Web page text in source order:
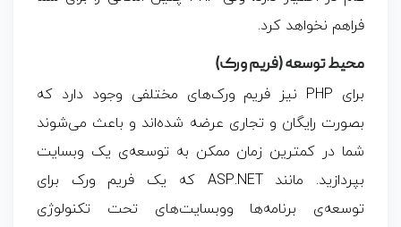
فراهم نخواهد کرد.
محیط توسعه (فریم ورک)
برای PHP نیز فریم ورک‌های مختلفی وجود دارد که
بصورت رایگان و تجاری عرضه شده‌اند و باعث می‌شوند
شما در کمترین زمان ممکن به توسعه‌ی یک وبسایت
بپردازید. مانند ASP.NET که یک فریم ورک برای
توسعه‌ی برنامه‌ها ووبسایت‌های تحت تکنولوژی